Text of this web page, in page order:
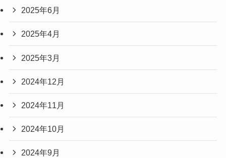
2025年6月
2025年4月
2025年3月
2024年12月
2024年11月
2024年10月
2024年9月